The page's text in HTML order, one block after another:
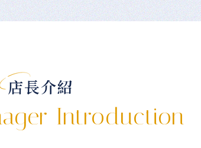
店長介紹
Introduction